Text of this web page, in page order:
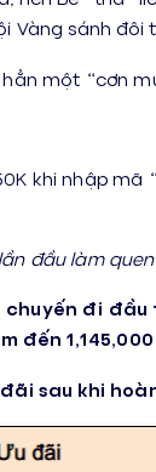
Vàng sánh đôi
một “cơn
khi nhập mã “
đầu làm quen
chuyến đi
đến
sau khi